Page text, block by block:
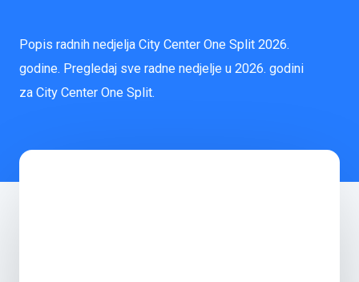
Popis radnih nedjelja City Center One Split 2026.
godine. Pregledaj sve radne nedjelje u 2026. godini
za City Center One Split.